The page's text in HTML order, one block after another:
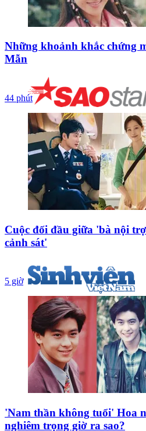
Những khoảnh khắc chứng
Mẫn
44 phút
Cuộc đối đầu giữa 'bà nội
cảnh sát'
5 giờ
'Nam thần không tuổi' Hoa
nghiêm trọng giờ ra sao?